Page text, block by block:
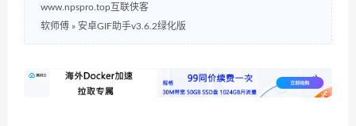
www.npspro.top互联侠客
软师傅 » 安卓GIF助手v3.6.2绿化版